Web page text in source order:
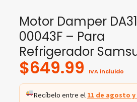
Motor Damper
00043F – Para
Refrigerador
$649.99 IVA incluido
Recíbelo entre el 11 de agosto y